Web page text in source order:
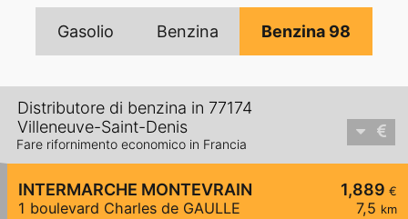
Gasolio Benzina Benzina 98
Distributore di benzina in 77174
Villeneuve-Saint-Denis
Fare rifornimento economico in Francia
1,889 €
7,5 km
INTERMARCHE MONTEVRAIN
1 boulevard Charles de GAULLE